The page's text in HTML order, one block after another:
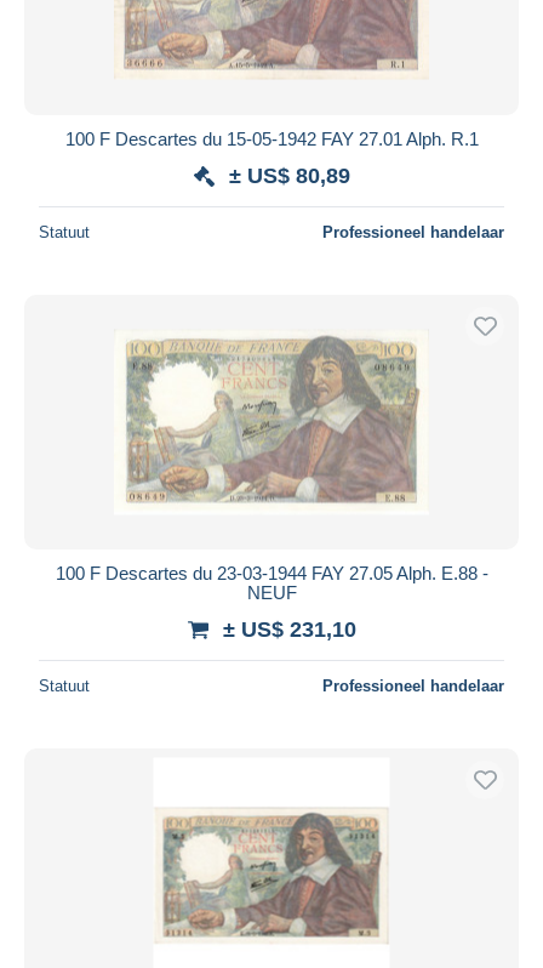
100 F Descartes du 15-05-1942 FAY 27.01 Alph. R.1
± US$ 80,89
Statuut Professioneel handelaar
100 F Descartes du 23-03-1944 FAY 27.05 Alph. E.88 -
NEUF
± US$ 231,10
Statuut Professioneel handelaar